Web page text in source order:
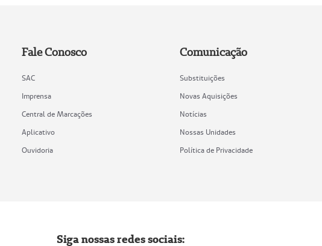
Fale Conosco
SAC
Imprensa
Central de Marcações
Aplicativo
Ouvidoria
Comunicação
Substituições
Novas Aquisições
Notícias
Nossas Unidades
Política de Privacidade
Siga nossas redes sociais: